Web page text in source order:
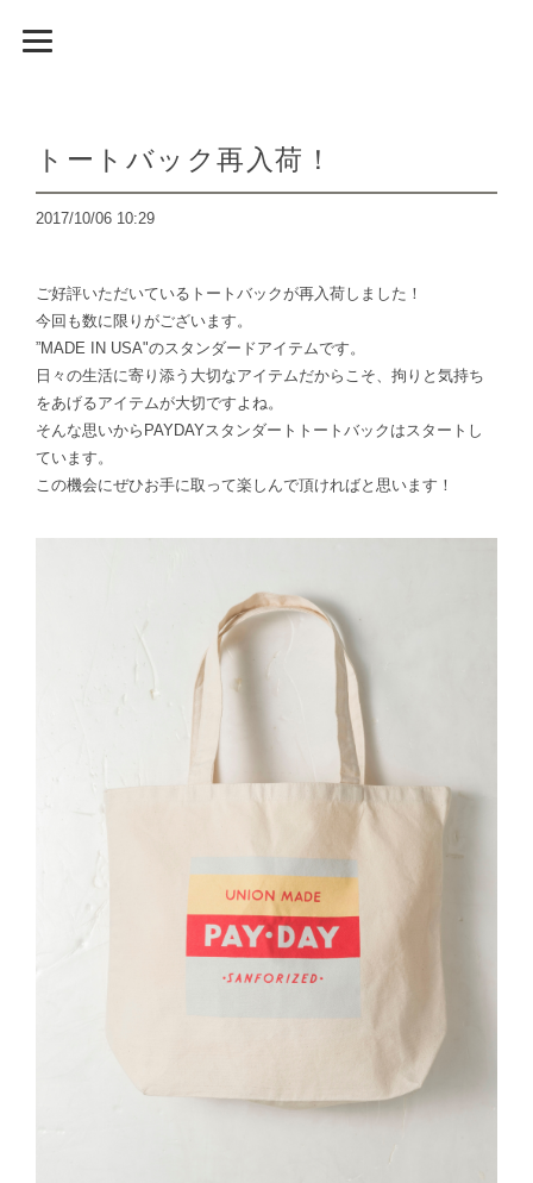
トートバック再入荷！
2017/10/06 10:29
ご好評いただいているトートバックが再入荷しました！
今回も数に限りがございます。
”MADE IN USA"のスタンダードアイテムです。
日々の生活に寄り添う大切なアイテムだからこそ、拘りと気持ち
をあげるアイテムが大切ですよね。
そんな思いからPAYDAYスタンダートトートバックはスタートし
ています。
この機会にぜひお手に取って楽しんで頂ければと思います！